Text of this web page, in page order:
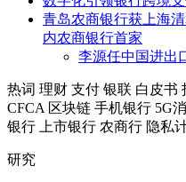
青岛农商银行获上海
内农商银行首家
李源任中国进出
热词 理财 支付 银联 白皮书
CFCA 区块链 手机银行 5G
银行
上市银行 农商行 隐私
研究